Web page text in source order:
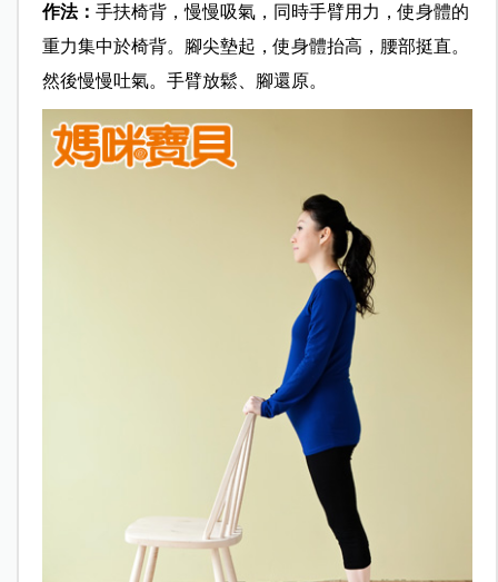
作法： 手扶椅背，慢慢吸氣，同時手臂用力，使身體的
重力集中於椅背。腳尖墊起，使身體抬高，腰部挺直。
然後慢慢吐氣。手臂放鬆、腳還原。